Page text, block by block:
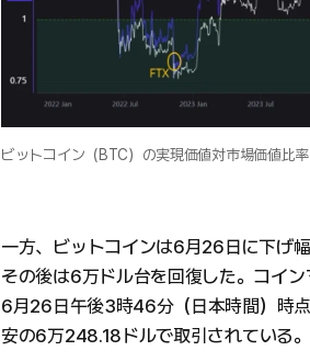
ビットコイン（BTC）の実現価値対市場価値比
一方、ビットコインは6月26日に下げ
その後は6万ドル台を回復した。コイン
6月26日午後3時46分（日本時間）時
安の6万248.18ドルで取引されている。